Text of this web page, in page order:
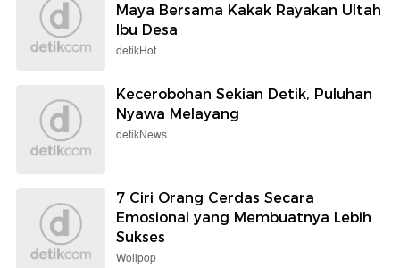
Maya Bersama Kakak Rayakan Ultah
Ibu Desa
detikHot
Kecerobohan Sekian Detik, Puluhan
Nyawa Melayang
detikNews
7 Ciri Orang Cerdas Secara
Emosional yang Membuatnya Lebih
Sukses
Wolipop